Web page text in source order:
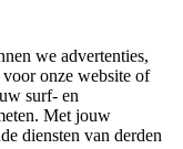
we advertenties,
onze website of
surf- en
Met jouw
diensten van derden